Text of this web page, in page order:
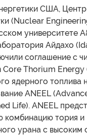
США,
(Nuclear
университете
Айдахо
соглашение с
Core Thorium Energy
ядерного топлива
ANEEL
Life). ANEEL
комбинацию тория и
урана с